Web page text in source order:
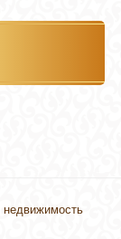
недвижимость